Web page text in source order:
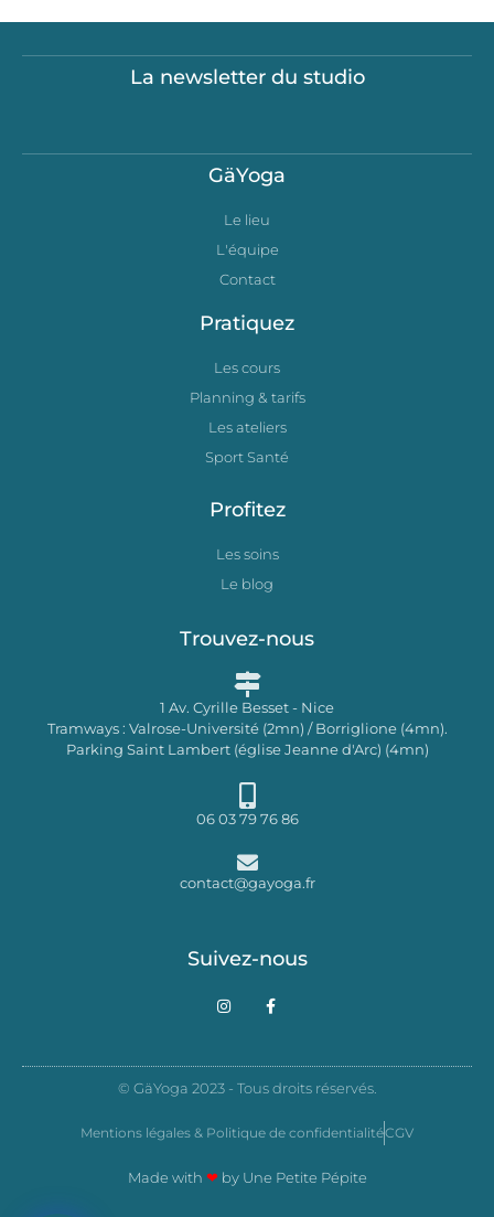
La newsletter du studio
GäYoga
Le lieu
L'équipe
Contact
Pratiquez
Les cours
Planning & tarifs
Les ateliers
Sport Santé
Profitez
Les soins
Le blog
Trouvez-nous
1 Av. Cyrille Besset - Nice
Tramways : Valrose-Université (2mn) / Borriglione (4mn).
Parking Saint Lambert (église Jeanne d'Arc) (4mn)
06 03 79 76 86
contact@gayoga.fr
Suivez-nous
I
n
r
F
a
o
f
© GäYoga 2023 - Tous droits réservés.
Mentions légales & Politique de confidentialitéCGV
Made with ❤ by Une Petite Pépite